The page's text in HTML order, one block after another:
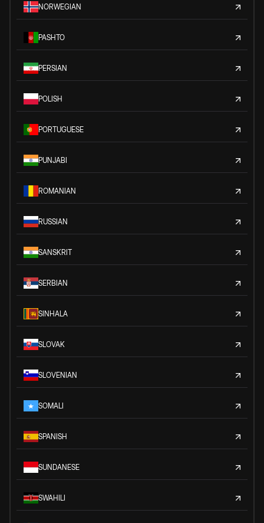
NORWEGIAN
PASHTO
PERSIAN
POLISH
PORTUGUESE
PUNJABI
ROMANIAN
RUSSIAN
SANSKRIT
SERBIAN
SINHALA
SLOVAK
SLOVENIAN
SOMALI
SPANISH
SUNDANESE
SWAHILI